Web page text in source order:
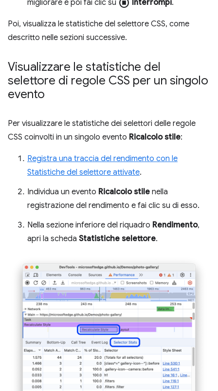
migliorare e poi fai clic su stop_circle Interrompi.
Poi, visualizza le statistiche del selettore CSS, come
descritto nelle sezioni successive.
Visualizzare le statistiche del
selettore di regole CSS per un singolo
evento
Per visualizzare le statistiche dei selettori delle regole
CSS coinvolti in un singolo evento Ricalcolo stile:
Registra una traccia del rendimento con le
Statistiche del selettore attivate.
Individua un evento Ricalcolo stile nella
registrazione del rendimento e fai clic su di esso.
Nella sezione inferiore del riquadro Rendimento,
apri la scheda Statistiche selettore.